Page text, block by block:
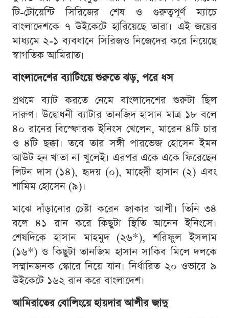
টি-টোয়েন্টি সিরিজের শেষ ও গুরুত্বপূর্ণ ম্যাচে
বাংলাদেশকে ৭ উইকেটে হারিয়েছে তারা। এই জয়ের
মাধ্যমে ২-১ ব্যবধানে সিরিজও নিজেদের করে নিয়েছে
স্বাগতিক আমিরাত।
বাংলাদেশের ব্যাটিংয়ে শুরুতে ঝড়, পরে ধস
প্রথমে ব্যাট করতে নেমে বাংলাদেশের শুরুটা ছিল
দারুণ। উদ্বোধনী ব্যাটার তানজিদ হাসান মাত্র ১৮ বলে
৪০ রানের বিস্ফোরক ইনিংস খেলেন, মারেন ৪টি চার
ও ৪টি ছক্কা। তবে তার সঙ্গী পারভেজ হোসেন ইমন
আউট হন খাতা না খুলেই। এরপর একে একে ফিরেছেন
লিটন দাস (১৪), হৃদয় (০), মাহেদী হাসান (২) এবং
শামিম হোসেন (৯)।
মাঝে দাঁড়ানোর চেষ্টা করেন জাকার আলী। তিনি ৩৪
বলে ৪১ রান করে কিছুটা স্থিতি আনেন ইনিংসে।
শেষদিকে হাসান মাহমুদ (২৬*), শরিফুল ইসলাম
(১৬*) ও কিছুটা তানজিম হাসান সাকিব মিলে দলকে
সম্মানজনক স্কোরে নিয়ে যান। নির্ধারিত ২০ ওভারে ৯
উইকেটে ১৬২ রান করে বাংলাদেশ।
আমিরাতের বোলিংয়ে হায়দার আলীর জাদু